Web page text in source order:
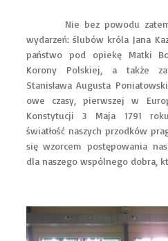
Nie bez powodu zatem
wydarzeń: ślubów króla Jana
państwo pod opiekę Matki
Korony Polskiej, a także
Stanisława Augusta
owe czasy, pierwszej w
Konstytucji 3 Maja 1791
światłość naszych przodków
się wzorcem postępowania
dla naszego wspólnego dobra,